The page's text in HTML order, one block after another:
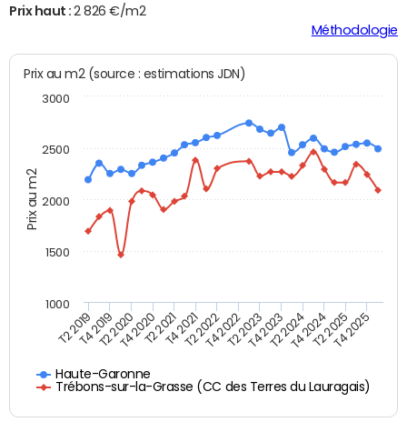
Prix haut :2 826 €/m2
Méthodologie
Prix au m2
Prix au m2 (source : estimations JDN)
Haute-Garonne
Trébons-sur-la-Grasse (CC des Terres du Lauragais)
T2 2019T4 2019T2 2020T4 2020T2 2021T4 2021T2 2022T4 2022T2 2023T4 2023T2 2024T4 2024T2 2025T4 2025
1000
1500
2000
2500
3000